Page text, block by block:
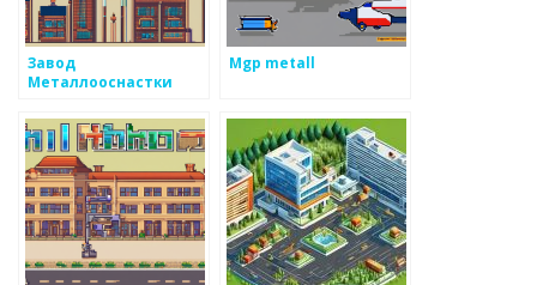
Завод
Металлооснастки
Mgp metall